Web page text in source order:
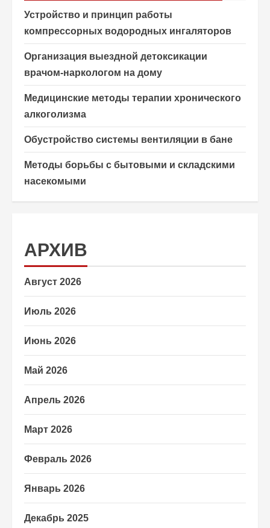
Устройство и принцип работы
компрессорных водородных ингаляторов
Организация выездной детоксикации
врачом-наркологом на дому
Медицинские методы терапии хронического
алкоголизма
Обустройство системы вентиляции в бане
Методы борьбы с бытовыми и складскими
насекомыми
АРХИВ
Август 2026
Июль 2026
Июнь 2026
Май 2026
Апрель 2026
Март 2026
Февраль 2026
Январь 2026
Декабрь 2025